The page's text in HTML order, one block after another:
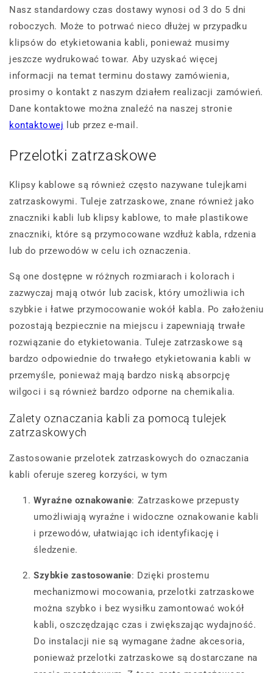
Nasz standardowy czas dostawy wynosi od 3 do 5 dni
roboczych. Może to potrwać nieco dłużej w przypadku
klipsów do etykietowania kabli, ponieważ musimy
jeszcze wydrukować towar. Aby uzyskać więcej
informacji na temat terminu dostawy zamówienia,
prosimy o kontakt z naszym działem realizacji zamówień.
Dane kontaktowe można znaleźć na naszej stronie
kontaktowej lub przez e-mail.
Przelotki zatrzaskowe
Klipsy kablowe są również często nazywane tulejkami
zatrzaskowymi. Tuleje zatrzaskowe, znane również jako
znaczniki kabli lub klipsy kablowe, to małe plastikowe
znaczniki, które są przymocowane wzdłuż kabla, rdzenia
lub do przewodów w celu ich oznaczenia.
Są one dostępne w różnych rozmiarach i kolorach i
zazwyczaj mają otwór lub zacisk, który umożliwia ich
szybkie i łatwe przymocowanie wokół kabla. Po założeniu
pozostają bezpiecznie na miejscu i zapewniają trwałe
rozwiązanie do etykietowania. Tuleje zatrzaskowe są
bardzo odpowiednie do trwałego etykietowania kabli w
przemyśle, ponieważ mają bardzo niską absorpcję
wilgoci i są również bardzo odporne na chemikalia.
Zalety oznaczania kabli za pomocą tulejek
zatrzaskowych
Zastosowanie przelotek zatrzaskowych do oznaczania
kabli oferuje szereg korzyści, w tym
Wyraźne oznakowanie: Zatrzaskowe przepusty
umożliwiają wyraźne i widoczne oznakowanie kabli
i przewodów, ułatwiając ich identyfikację i
śledzenie.
Szybkie zastosowanie: Dzięki prostemu
mechanizmowi mocowania, przelotki zatrzaskowe
można szybko i bez wysiłku zamontować wokół
kabli, oszczędzając czas i zwiększając wydajność.
Do instalacji nie są wymagane żadne akcesoria,
ponieważ przelotki zatrzaskowe są dostarczane na